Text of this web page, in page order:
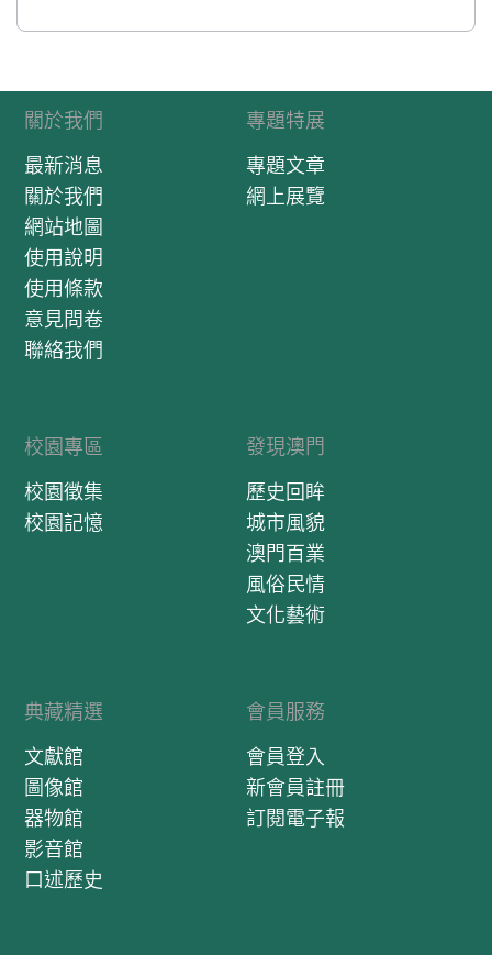
關於我們
最新消息
關於我們
網站地圖
使用說明
使用條款
意見問卷
聯絡我們
專題特展
專題文章
網上展覽
校園專區
校園徵集
校園記憶
發現澳門
歷史回眸
城市風貌
澳門百業
風俗民情
文化藝術
典藏精選
文獻館
圖像館
器物館
影音館
口述歷史
會員服務
會員登入
新會員註冊
訂閱電子報